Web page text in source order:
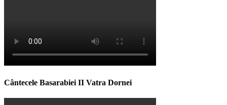
Cântecele Basarabiei II Vatra Dornei